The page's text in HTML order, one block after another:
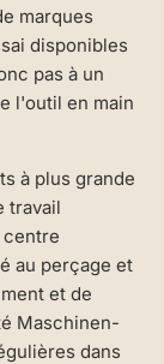
marques
disponibles
pas à un
l'outil en main
à plus grande
travail
centre
au perçage et
et de
Maschinen-
dans